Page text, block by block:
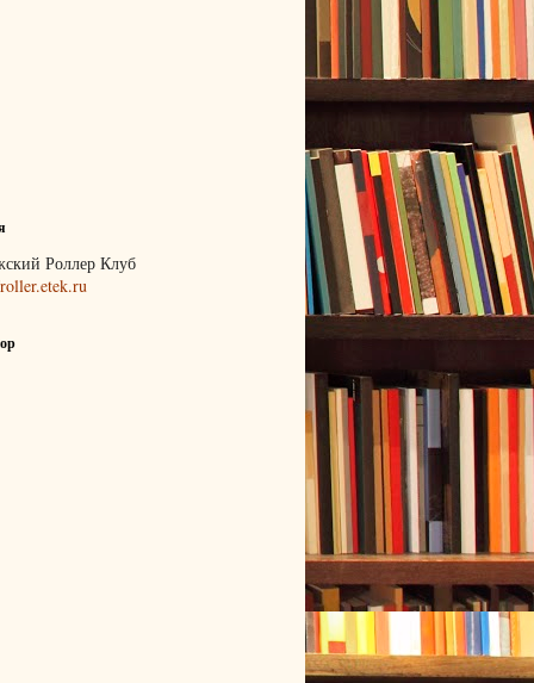
Роллер Клуб